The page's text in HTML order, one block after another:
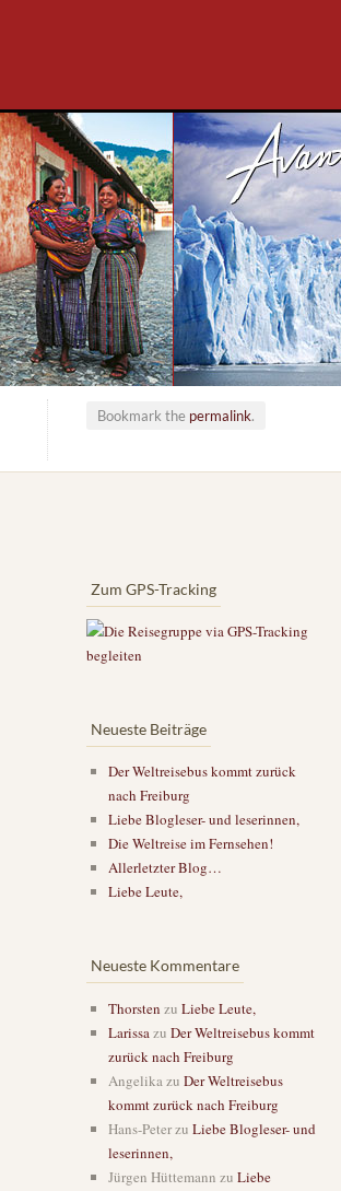
Bookmark the permalink.
Zum GPS-Tracking
Neueste Beiträge
Der Weltreisebus kommt zurück
nach Freiburg
Liebe Blogleser- und leserinnen,
Die Weltreise im Fernsehen!
Allerletzter Blog…
Liebe Leute,
Neueste Kommentare
Thorsten zu Liebe Leute,
Larissazu Der Weltreisebus kommt
zurück nach Freiburg
Angelikazu Der Weltreisebus
kommt zurück nach Freiburg
Hans-Peterzu Liebe Blogleser- und
leserinnen,
Jürgen Hüttemann zu Liebe